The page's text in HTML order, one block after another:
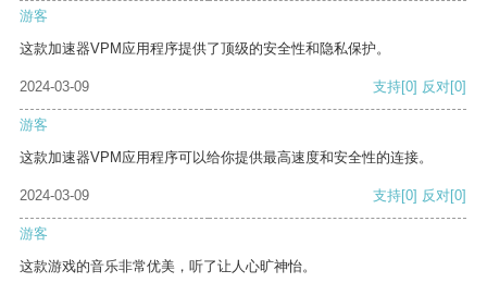
游客
这款加速器VPM应用程序提供了顶级的安全性和隐私保护。
2024-03-09 支持[0] 反对[0]
游客
这款加速器VPM应用程序可以给你提供最高速度和安全性的连接。
2024-03-09 支持[0] 反对[0]
游客
这款游戏的音乐非常优美，听了让人心旷神怡。